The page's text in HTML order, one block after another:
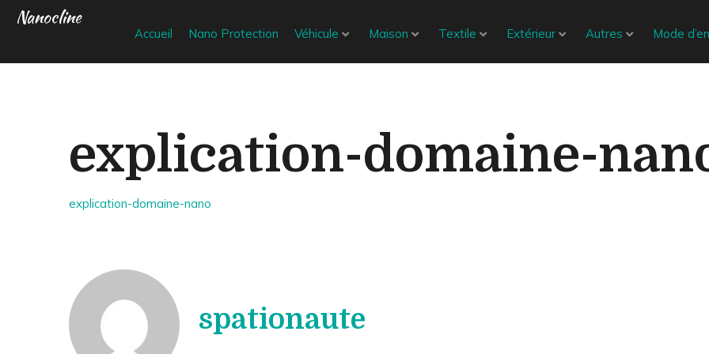
Nanocline
Accueil Nano Protection Véhicule Maison Textile Extérieur Autres Mode
explication-domaine-
explication-domaine-nano
spationaute